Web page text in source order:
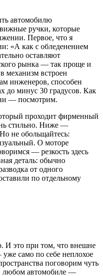
автомобилю
ручки, которые
Первое, что я
«А как с обледенением
оставляют
рынка — так проще и
механизм встроен
инженеров, способен
до минус 30 градусов. Как
— посмотрим.
проходит фирменный
стильно. Ниже —
не обольщайтесь:
О моторе
— резкость здесь
деталь: обычно
от одного
по отдельному
И это при том, что внешне
само по себе неплохое
поговорим чуть
любом автомобиле —